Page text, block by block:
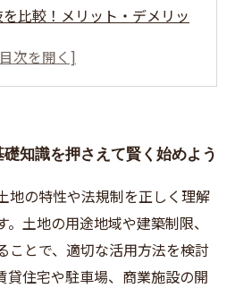
比較！メリット・デメリッ
の秘密：適切な計画が収益を
での全プロセスで失敗しな
活用で土地価値を最大化す
知識を押さえて賢く始めよう
地の特性や法規制を正しく理解
土地の用途地域や建築制限、
ことで、適切な活用方法を検討
貸住宅や駐車場、商業施設の開